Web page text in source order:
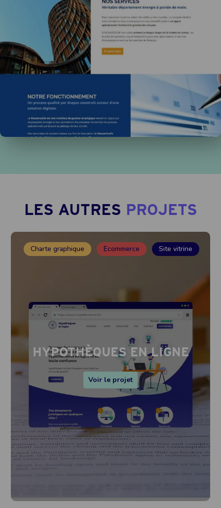
LES AUTRES PROJETS
Charte graphique Ecommerce Site vitrine
HYPOTHÈQUES EN LIGNE
Voir le projet